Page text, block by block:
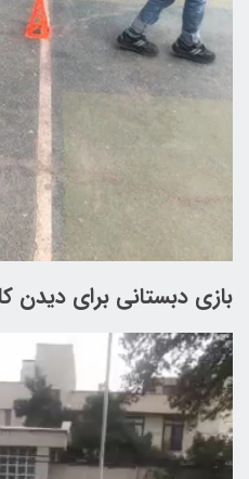
بازی دبستانی برای دیدن